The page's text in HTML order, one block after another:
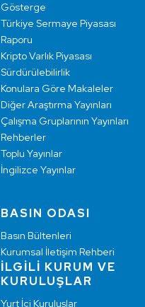
Gösterge
Türkiye Sermaye Piyasası
Raporu
Kripto Varlık Piyasası
Sürdürülebilirlik
Konulara Göre Makaleler
Diğer Araştırma Yayınları
Çalışma Gruplarının Yayınları
Rehberler
Toplu Yayınlar
İngilizce Yayınlar
BASIN ODASI
Basın Bültenleri
Kurumsal İletişim Rehberi
İLGİLİ KURUM VE
KURULUŞLAR
Yurt İçi Kuruluşlar